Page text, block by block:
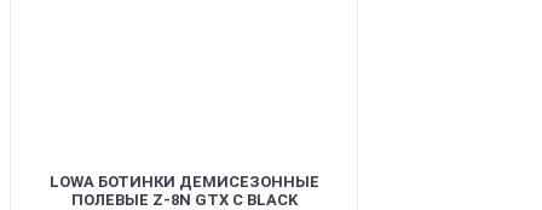
LOWA БОТИНКИ ДЕМИСЕЗОННЫЕ
ПОЛЕВЫЕ Z-8N GTX C BLACK